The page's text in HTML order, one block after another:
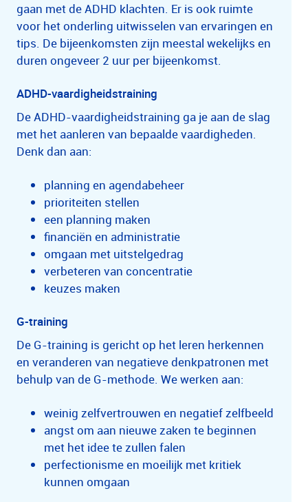
gaan met de ADHD klachten. Er is ook ruimte
voor het onderling uitwisselen van ervaringen en
tips. De bijeenkomsten zijn meestal wekelijks en
duren ongeveer 2 uur per bijeenkomst.
ADHD-vaardigheidstraining
De ADHD-vaardigheidstraining ga je aan de slag
met het aanleren van bepaalde vaardigheden.
Denk dan aan:
planning en agendabeheer
prioriteiten stellen
een planning maken
financiën en administratie
omgaan met uitstelgedrag
verbeteren van concentratie
keuzes maken
G-training
De G-training is gericht op het leren herkennen
en veranderen van negatieve denkpatronen met
behulp van de G-methode. We werken aan:
weinig zelfvertrouwen en negatief zelfbeeld
angst om aan nieuwe zaken te beginnen
met het idee te zullen falen
perfectionisme en moeilijk met kritiek
kunnen omgaan